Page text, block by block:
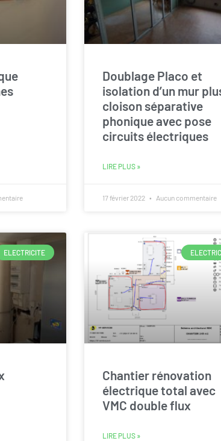
Doublage Placo et
isolation d’un mur
cloison séparative
phonique avec pose
circuits électriques
LIRE PLUS »
17 février 2022 Aucun commentaire
ELECTRICITE
Chantier rénovation
électrique total avec
VMC double flux
LIRE PLUS »